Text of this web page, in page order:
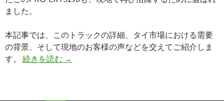
ました。
本記事では、このトラックの詳細、タイ市場における需要
の背景、そして現地のお客様の声などを交えてご紹介しま
す。 続きを読む
【買
→